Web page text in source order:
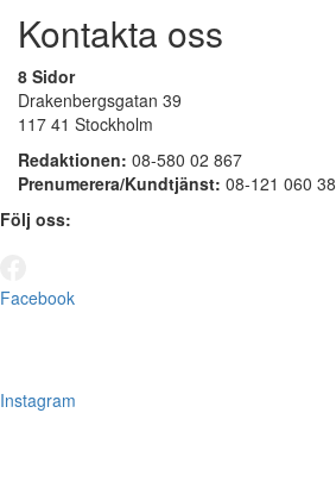
Kontakta oss
8 Sidor
Drakenbergsgatan 39
117 41 Stockholm
Redaktionen: 08-580 02 867
Prenumerera/Kundtjänst: 08-121 060 38
Följ oss:
Facebook
Instagram